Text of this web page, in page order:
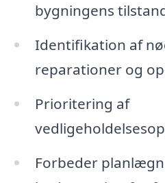
bygningens
Identifikation af
reparationer og
Prioritering af
Forbeder